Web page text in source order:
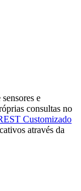
e
consultas no
Customizado
através da